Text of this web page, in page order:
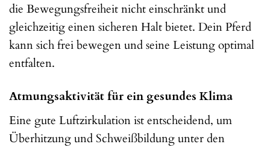
die Bewegungsfreiheit nicht einschränkt und
gleichzeitig einen sicheren Halt bietet. Dein Pferd
kann sich frei bewegen und seine Leistung optimal
entfalten.
Atmungsaktivität für ein gesundes Klima
Eine gute Luftzirkulation ist entscheidend, um
Überhitzung und Schweißbildung unter den